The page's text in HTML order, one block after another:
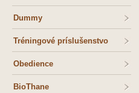
Dummy
Tréningové príslušenstvo
Obedience
BioThane